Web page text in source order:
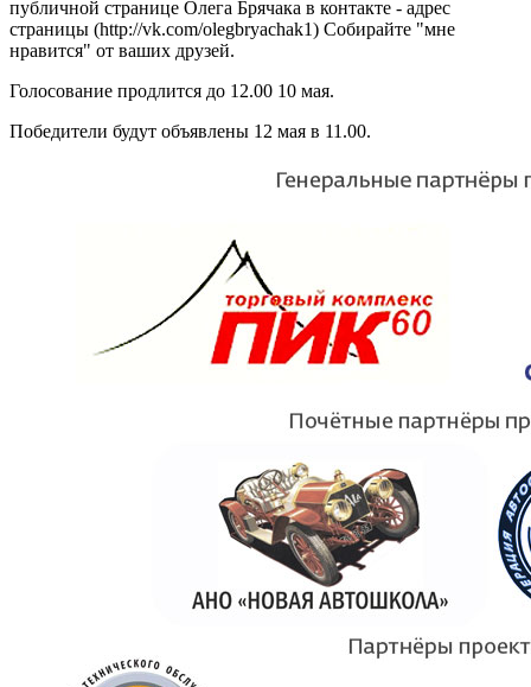
публичной странице Олега Брячака в контакте - адрес
страницы (http://vk.com/olegbryachak1) Собирайте "мне
нравится" от ваших друзей.
Голосование продлится до 12.00 10 мая.
Победители будут объявлены 12 мая в 11.00.